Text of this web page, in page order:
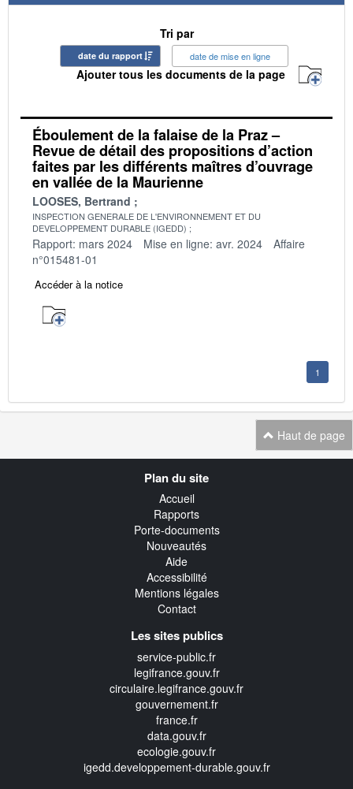
Tri par
date du rapport date de mise en ligne
Ajouter tous les documents de la page
Éboulement de la falaise de la Praz –
Revue de détail des propositions d’action
faites par les différents maîtres d’ouvrage
en vallée de la Maurienne
LOOSES, Bertrand
INSPECTION GENERALE DE L'ENVIRONNEMENT ET DU
DEVELOPPEMENT DURABLE (IGEDD)
Rapport: mars 2024 Mise en ligne: avr. 2024
Affaire
n°015481-01
Accéder à la notice
1
Haut de page
Plan du site
Accueil
Rapports
Porte-documents
Nouveautés
Aide
Accessibilité
Mentions légales
Contact
Les sites publics
service-public.fr
legifrance.gouv.fr
circulaire.legifrance.gouv.fr
gouvernement.fr
france.fr
data.gouv.fr
ecologie.gouv.fr
igedd.developpement-durable.gouv.fr